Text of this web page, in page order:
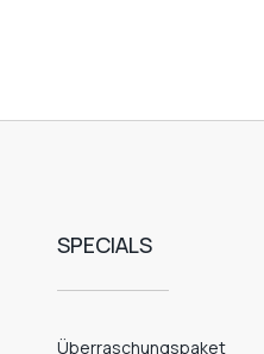
SPECIALS
Überraschungspaket